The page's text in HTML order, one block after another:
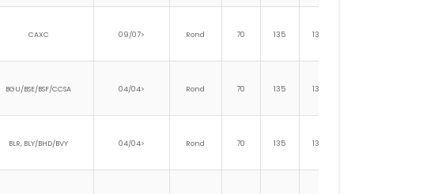
CAXC 09/07> Rond 70 135 135
BGU/BSE/BSF/CCSA 04/04> Rond 70 135 135
BLR, BLY/BHD/BVY 04/04> Rond 70 135 135